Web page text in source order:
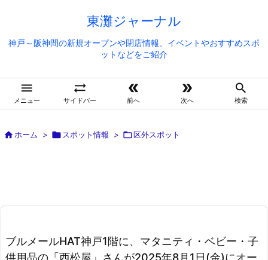
東灘ジャーナル
神戸～阪神間の新規オープンや閉店情報、イベントやおすすめスポ
ットなどをご紹介

メニュー

サイドバー

前へ

次へ

検索
ホーム >  スポット情報 > 区外スポット
ブルメールHAT神戸1階に、マタニティ・ベビー・子
供用品の「西松屋」さんが2025年8月1日(金)にオー